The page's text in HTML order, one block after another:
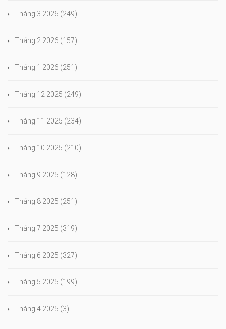
Tháng 3 2026 (249)
Tháng 2 2026 (157)
Tháng 1 2026 (251)
Tháng 12 2025 (249)
Tháng 11 2025 (234)
Tháng 10 2025 (210)
Tháng 9 2025 (128)
Tháng 8 2025 (251)
Tháng 7 2025 (319)
Tháng 6 2025 (327)
Tháng 5 2025 (199)
Tháng 4 2025 (3)